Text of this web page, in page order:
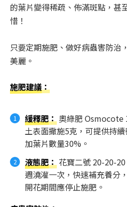
的葉片變得稀疏、佈滿斑點，甚
惜！
只要定期施肥、做好病蟲害防治
美麗。
施肥建議：
緩釋肥：奧綠肥 Osmocote
土表面撒施5克，可提供持
加葉片數量30%。
液態肥：花寶二號 20-20-
週澆灌一次，快速補充養分
開花期間應停止施肥。